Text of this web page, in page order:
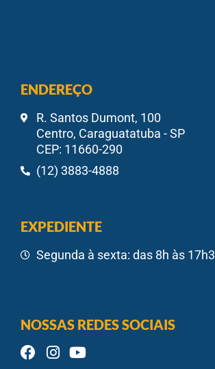
ENDEREÇO
R. Santos Dumont, 100
Centro, Caraguatatuba - SP
CEP: 11660-290
(12) 3883-4888
EXPEDIENTE
Segunda à sexta: das 8h às
NOSSAS REDES SOCIAIS